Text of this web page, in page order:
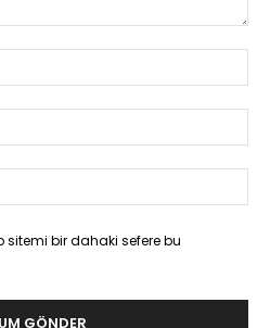
sitemi bir dahaki sefere bu